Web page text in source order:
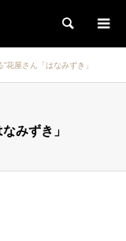
検索
花屋さん「はなみずき」
みずき」